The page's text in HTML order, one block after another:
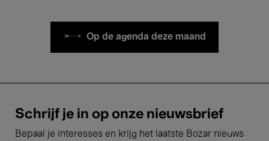
Op de agenda deze maand
Schrijf je in op onze nieuwsbrief
Bepaal je interesses en krijg het laatste Bozar nieuws